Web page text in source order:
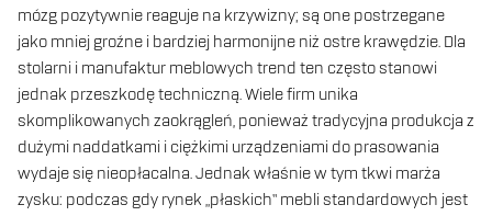
mózg pozytywnie reaguje na krzywizny; są one postrzegane
jako mniej groźne i bardziej harmonijne niż ostre krawędzie. Dla
stolarni i manufaktur meblowych trend ten często stanowi
jednak przeszkodę techniczną. Wiele firm unika
skomplikowanych zaokrągleń, ponieważ tradycyjna produkcja z
dużymi naddatkami i ciężkimi urządzeniami do prasowania
wydaje się nieopłacalna. Jednak właśnie w tym tkwi marża
zysku: podczas gdy rynek „płaskich” mebli standardowych jest